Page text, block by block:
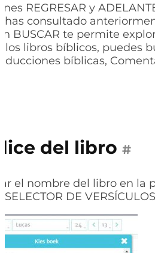
REGRESAR y
has consultado
BUSCAR te permite
los libros bíblicos, puedes
bíblicas,
del libro #
el nombre del libro en la
DE